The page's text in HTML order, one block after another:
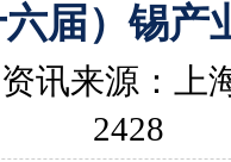
六届）锡产
资讯来源：上
2428